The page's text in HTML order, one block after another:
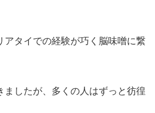
アタイでの経験が巧く脳味噌に繋
ましたが、多くの人はずっと彷徨